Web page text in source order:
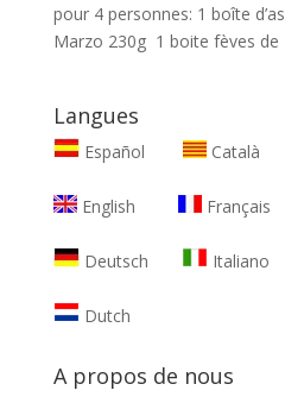
pour 4 personnes: 1 boîte
Marzo 230g 1 boite fèves de
Langues
Español Català
English Français
Deutsch Italiano
Dutch
A propos de nous